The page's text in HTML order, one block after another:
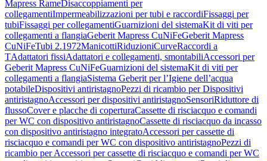
Mapress RameDisaccoppiamenti per
collegamentiImpermeabilizzazioni per tubi e raccordiFissaggi per
tubiFissaggi per collegamentiGuarnizioni del sistemaKit di viti per
collegamenti a flangiaGeberit Mapress CuNiFeGeberit Mapress
CuNiFeTubi 2.1972ManicottiRiduzioniCurveRaccordi a
TAdattatori fissiAdattatori e collegamenti, smontabiliAccessori per
Geberit Mapress CuNiFeGuarnizioni del sistemaKit di viti per
collegamenti a flangiaSistema Geberit per l’Igiene dell’acqua
potabileDispositivi antiristagnoPezzi di ricambio per Dispositivi
antiristagnoAccessori per dispositivi antiristagnoSensoriRiduttore di
flussoCover e placche di coperturaCassette di risciacquo e comandi
per WC con dispositivo antiristagnoCassette di risciacquo da incasso
con dispositivo antiristagno integratoAccessori per cassette di
risciacquo e comandi per WC con dispositivo antiristagnoPezzi di
ricambio per Accessori per cassette di risciacquo e comandi per WC